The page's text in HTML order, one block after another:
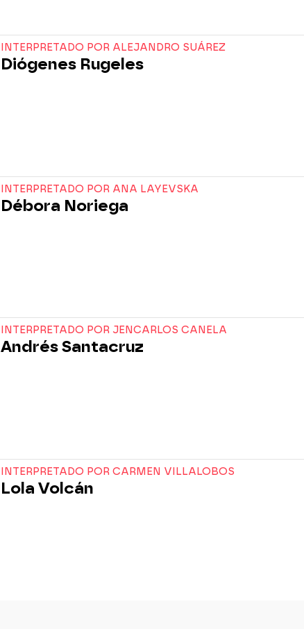
INTERPRETADO POR ALEJANDRO SUÁREZ
Diógenes Rugeles
INTERPRETADO POR ANA LAYEVSKA
Débora Noriega
INTERPRETADO POR JENCARLOS CANELA
Andrés Santacruz
INTERPRETADO POR CARMEN VILLALOBOS
Lola Volcán